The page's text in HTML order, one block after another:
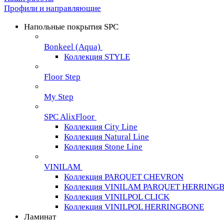
Профили и направляющие
Напольные покрытия SPC
Bonkeel (Aqua)
Коллекция STYLE
Floor Step
My Step
SPC AlixFloor
Коллекция City Line
Коллекция Natural Line
Коллекция Stone Line
VINILAM
Коллекция PARQUET CHEVRON
Коллекция VINILAM PARQUET
Коллекция VINILPOL CLICK
Коллекция VINILPOL HERRINGBONE
Ламинат